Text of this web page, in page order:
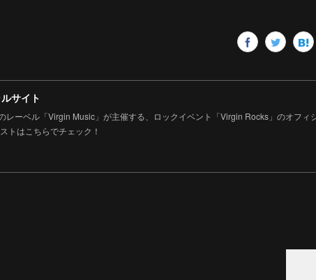
サイト
レーベル「Virgin Music」が主催する、ロックイベント「Virgin Rocks」のオフィ
トはこちらでチェック！